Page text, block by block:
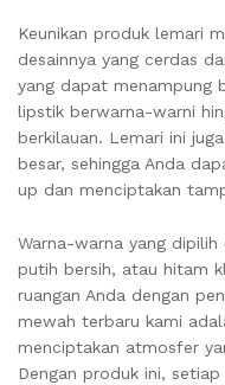
Keunikan produk lemari
desainnya yang cerdas
yang dapat menampung
lipstik berwarna-warni
berkilauan. Lemari ini
besar, sehingga Anda
up dan menciptakan
Warna-warna yang
putih bersih, atau hitam
ruangan Anda dengan
mewah terbaru kami
menciptakan atmosfer
Dengan produk ini,